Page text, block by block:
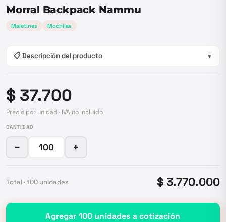
Morral Backpack Nammu
Maletines Mochilas
📋 Descripción del producto ▼
$ 37.700
Precio por unidad · IVA no incluido
CANTIDAD
− +
Total · 100 unidades $ 3.770.000
Agregar 100 unidades a cotización